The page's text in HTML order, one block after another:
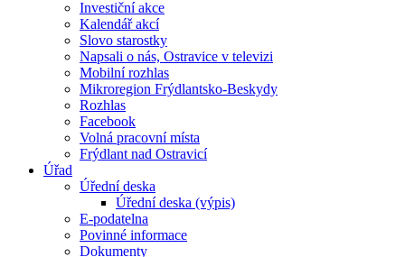
Investiční akce
Kalendář akcí
Slovo starostky
Napsali o nás, Ostravice v televizi
Mobilní rozhlas
Mikroregion Frýdlantsko-Beskydy
Rozhlas
Facebook
Volná pracovní místa
Frýdlant nad Ostravicí
Úřad
Úřední deska
Úřední deska (výpis)
E-podatelna
Povinné informace
Dokumenty